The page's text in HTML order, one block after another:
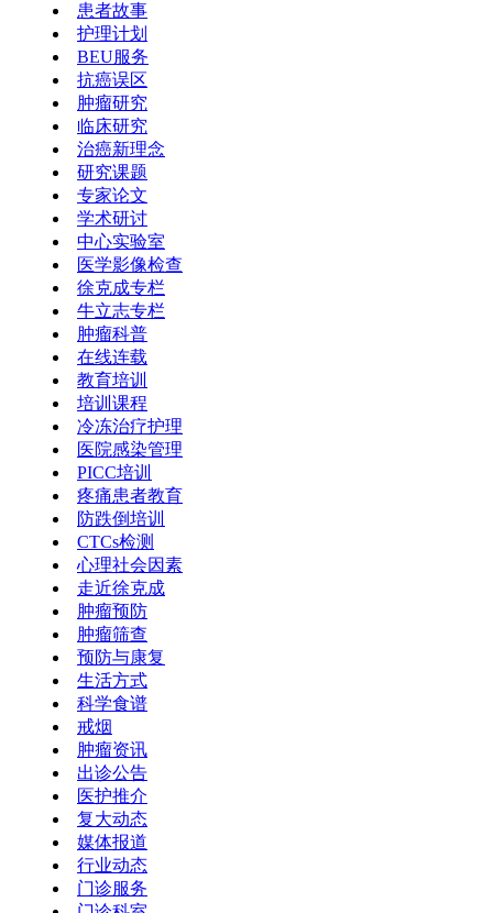
患者故事
护理计划
BEU服务
抗癌误区
肿瘤研究
临床研究
治癌新理念
研究课题
专家论文
学术研讨
中心实验室
医学影像检查
徐克成专栏
牛立志专栏
肿瘤科普
在线连载
教育培训
培训课程
冷冻治疗护理
医院感染管理
PICC培训
疼痛患者教育
防跌倒培训
CTCs检测
心理社会因素
走近徐克成
肿瘤预防
肿瘤筛查
预防与康复
生活方式
科学食谱
戒烟
肿瘤资讯
出诊公告
医护推介
复大动态
媒体报道
行业动态
门诊服务